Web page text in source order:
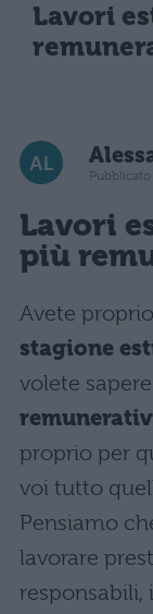
Lavori
Lavori
più
Avete
stagione
volete
proprio per
voi tutto
Pensiamo
lavorare
responsabili,